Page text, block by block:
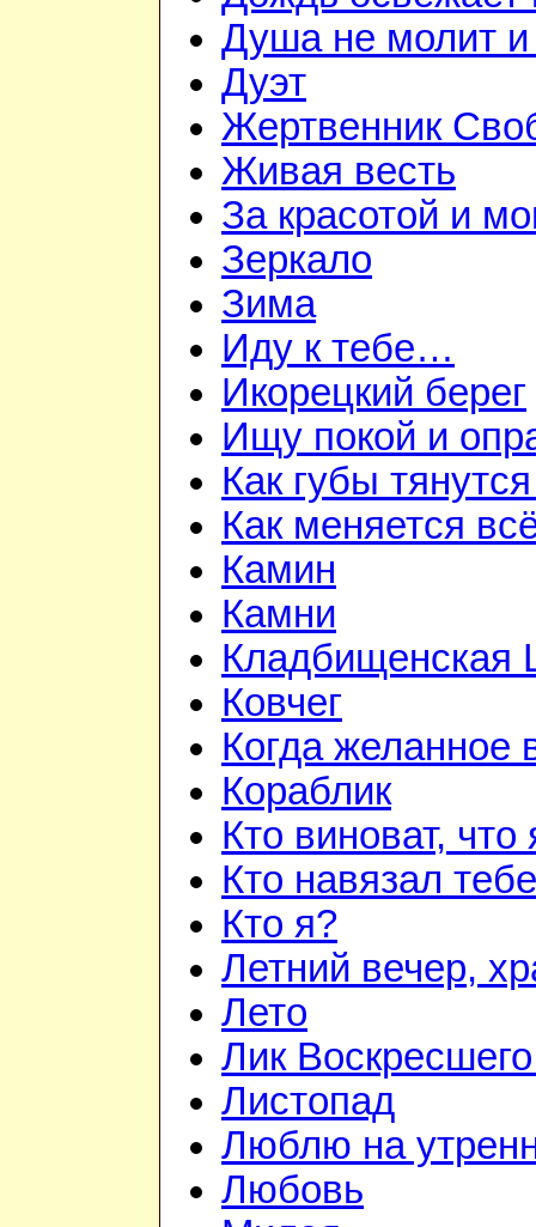
Душа не молит и
Дуэт
Жертвенник
Живая весть
За красотой и
Зеркало
Зима
Иду к тебе…
Икорецкий берег
Ищу покой и
Как губы
Как меняется
Камин
Камни
Кладбищенская
Ковчег
Когда желанное
Кораблик
Кто виноват,
Кто навязал
Кто я?
Летний вечер,
Лето
Лик
Листопад
Люблю на
Любовь